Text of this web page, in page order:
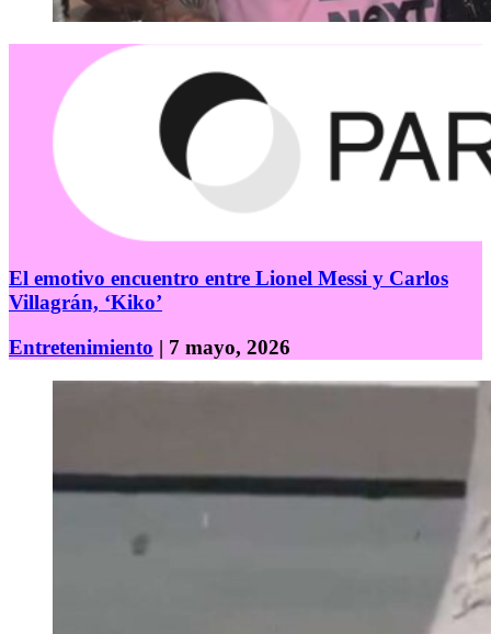
El emotivo encuentro entre Lionel Messi y Carlos
Villagrán, ‘Kiko’
Entretenimiento | 7 mayo, 2026